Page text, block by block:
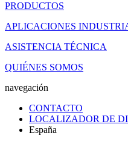
PRODUCTOS
APLICACIONES
ASISTENCIA TÉCNICA
QUIÉNES SOMOS
navegación
CONTACTO
LOCALIZADOR DE
España